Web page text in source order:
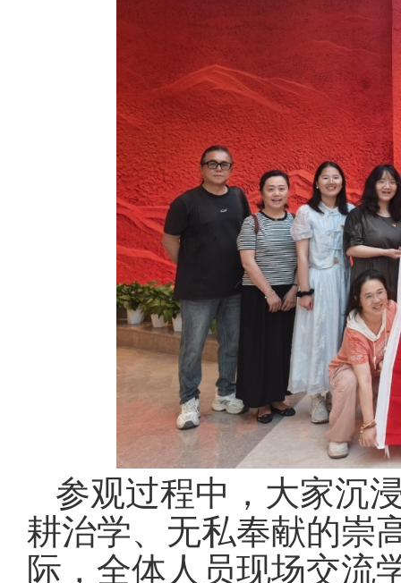
参观过程中，大家沉
耕治学、无私奉献的崇
际，全体人员现场交流